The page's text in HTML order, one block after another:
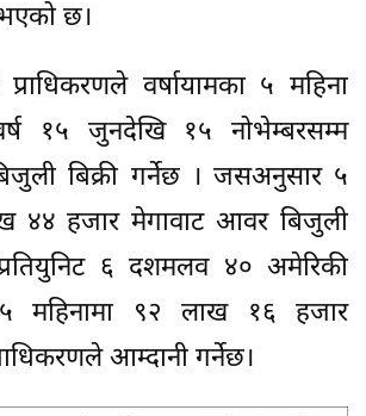
छ।
वर्षायामका ५ महिना
१५ जुनदेखि १५ नोभेम्बरसम्म
बिक्री गर्नेछ । जसअनुसार ५
४४ हजार मेगावाट आवर बिजुली
६ दशमलव ४० अमेरिकी
महिनामा ९२ लाख १६ हजार
आम्दानी गर्नेछ।